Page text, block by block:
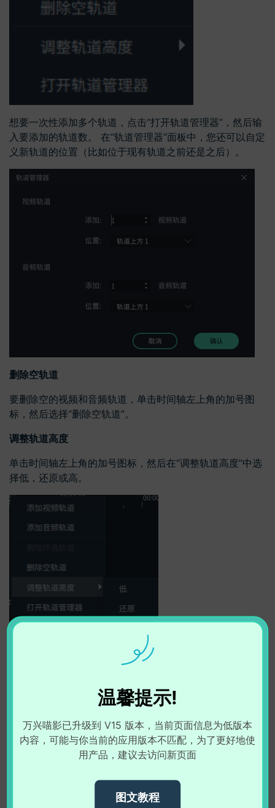
想要一次性添加多个轨道，点击“打开轨道管理器”，然后输
入要添加的轨道数。 在“轨道管理器”面板中，您还可以自定
义新轨道的位置（比如位于现有轨道之前还是之后）。
删除空轨道
要删除空的视频和音频轨道，单击时间轴左上角的加号图
标，然后选择“删除空轨道”。
调整轨道高度
单击时间轴左上角的加号图标，然后在“调整轨道高度”中选
择低，还原或高。
在音频面板中调整音量：将音频文件拖放到时间轴后，双击
在音量处，向上或向下拖动滑块以调节音量。
在时间轴中调整音量： 将鼠标移到音频片段中的音量带上，
温馨提示!
万兴喵影已升级到 V15 版本，当前页面信息为低版本
内容，可能与你当前的应用版本不匹配，为了更好地使
用产品，建议去访问新页面
图文教程